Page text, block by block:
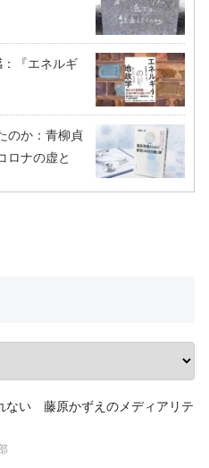
『エネルギ
のか：青柳貞
ロナの虚と
ない 藤原かずえのメディアリテ